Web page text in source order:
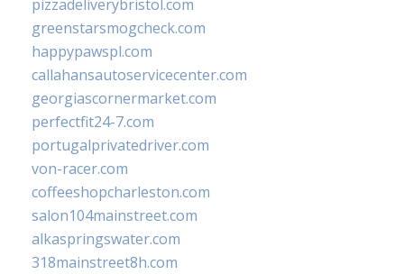
pizzadeliverybristol.com
greenstarsmogcheck.com
happypawspl.com
callahansautoservicecenter.com
georgiascornermarket.com
perfectfit24-7.com
portugalprivatedriver.com
von-racer.com
coffeeshopcharleston.com
salon104mainstreet.com
alkaspringswater.com
318mainstreet8h.com